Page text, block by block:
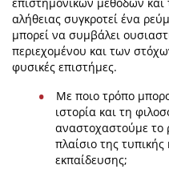
αλήθειας συγκροτεί ένα
μπορεί να συμβάλει
περιεχομένου και των
φυσικές επιστήμες.
Με ποιο τρόπο
ιστορία και τη
αναστοχαστούμε το
πλαίσιο της
εκπαίδευσης;